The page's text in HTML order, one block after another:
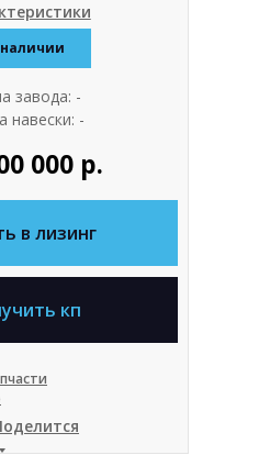
000 р.
завода: -
навески: -
в лизинг
кп